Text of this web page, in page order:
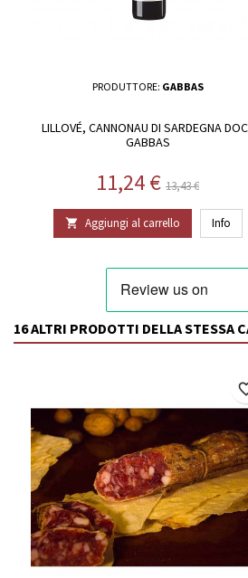
PRODUTTORE: GABBAS
LILLOVÉ, CANNONAU DI SARDEGNA
GABBAS
Prezzo
11,24 €Prezzo
13,43 €
 Aggiungi al carrello Info
16 ALTRI PRODOTTI DELLA STESSA